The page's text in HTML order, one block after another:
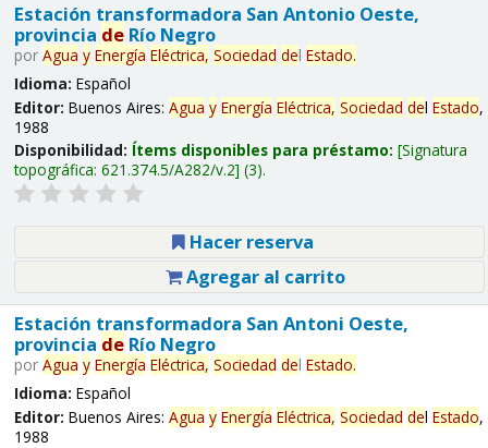
Estación transformadora San Antonio Oeste,
provincia deRío Negro
por Agua y Energía Eléctrica, Sociedad del Estado.
Idioma: Español
Editor: Buenos Aires: Agua y Energía Eléctrica, Sociedad del Estado,
1988
Disponibilidad: Ítems disponibles para préstamo: Signatura
topográfica: 621.374.5/A282/v.2 (3).
Hacer reserva
Agregar al carrito
Estación transformadora San Antoni Oeste,
provincia deRío Negro
por Agua y Energía Eléctrica, Sociedad del Estado.
Idioma: Español
Editor: Buenos Aires: Agua y Energía Eléctrica, Sociedad del Estado,
1988